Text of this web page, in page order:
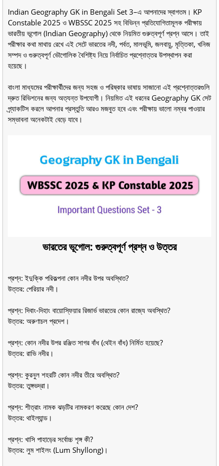
Indian Geography GK in Bengali Set 3–এ আপনাদের স্বাগতম। KP
Constable 2025 ও WBSSC 2025 সহ বিভিন্ন প্রতিযোগিতামূলক পরীক্ষায়
ভারতীয় ভূগোল (Indian Geography) থেকে নিয়মিত গুরুত্বপূর্ণ প্রশ্ন আসে। তাই
পরীক্ষার কথা মাথায় রেখে এই সেটে ভারতের নদী, পর্বত, মালভূমি, জলবায়ু, মৃত্তিকা, খনিজ
সম্পদ ও গুরুত্বপূর্ণ ভৌগোলিক বৈশিষ্ট্য নিয়ে নির্বাচিত প্রশ্নোত্তর উপস্থাপন করা
হয়েছে।
বাংলা মাধ্যমের পরীক্ষার্থীদের জন্য সহজ ও পরিষ্কার ভাষায় সাজানো এই প্রশ্নোত্তরগুলি
দ্রুত রিভিশনের জন্য অত্যন্ত উপযোগী। নিয়মিত এই ধরনের Geography GK সেট
প্র্যাকটিস করলে আপনার প্রস্তুতি আরও মজবুত হবে এবং পরীক্ষায় ভালো নম্বর পাওয়ার
সম্ভাবনা অনেকটাই বেড়ে যাবে।
ভারতের ভূগোল: গুরুত্বপূর্ণ প্রশ্ন ও উত্তর
প্রশ্ন: ইদুক্কি পরিকল্পনা কোন নদীর উপর অবস্থিত?
উত্তর: পেরিয়ার নদী।
প্রশ্ন: দিবাং-দিহাং বায়োস্ফিয়ার রিজার্ভ ভারতের কোন রাজ্যে অবস্থিত?
উত্তর: অরুণাচল প্রদেশ।
প্রশ্ন: কোন নদীর উপর রঞ্জিত সাগর বাঁধ (থেইন বাঁধ) নির্মিত হয়েছে?
উত্তর: রাভি নদীর।
প্রশ্ন: কুরনুল শহরটি কোন নদীর তীরে অবস্থিত?
উত্তর: তুঙ্গভদ্রা।
প্রশ্ন: শীত্রাং নামক ঝড়টির নামকরণ করেছে কোন দেশ?
উত্তর: থাইল্যান্ড।
প্রশ্ন: খাসি পাহাড়ের সর্বোচ্চ শৃঙ্গ কী?
উত্তর: লুম শাইলং (Lum Shyllong)।